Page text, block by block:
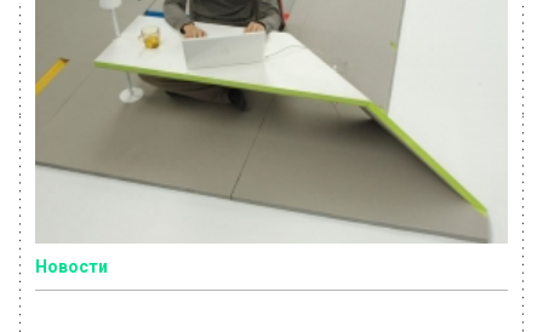
Новости